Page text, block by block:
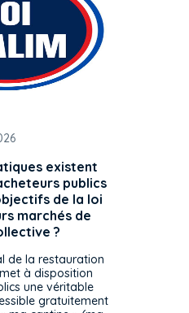
existent
publics
de la loi
marchés de
?
de la restauration
à disposition
une véritable
gratuitement